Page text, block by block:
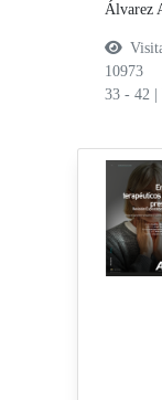
Álvarez
10973
33 - 42